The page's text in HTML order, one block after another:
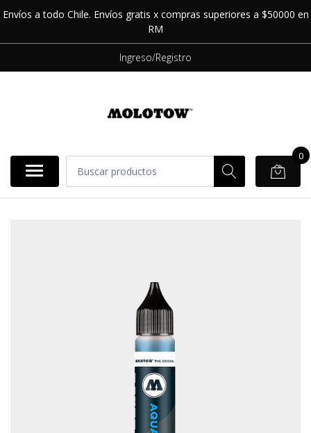
Envíos a todo Chile. Envíos gratis x compras superiores a $50000 en
RM
Ingreso/Registro
0